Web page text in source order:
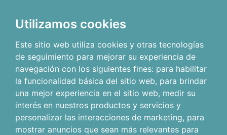
Utilizamos cookies
Este sitio web utiliza cookies y otras tecnologías
de seguimiento para mejorar su experiencia de
navegación con los siguientes fines: para habilitar
la funcionalidad básica del sitio web, para brindar
una mejor experiencia en el sitio web, medir su
interés en nuestros productos y servicios y
personalizar las interacciones de marketing, para
mostrar anuncios que sean más relevantes para